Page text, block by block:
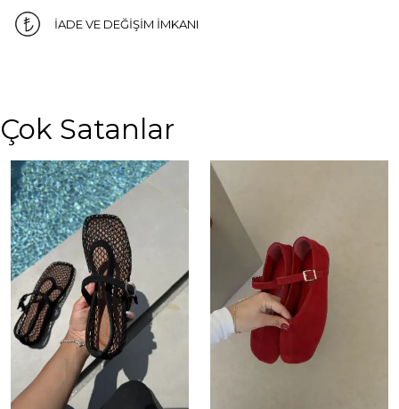
İADE VE DEĞİŞİM İMKANI
Çok Satanlar